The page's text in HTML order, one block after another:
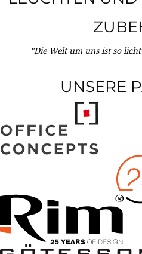
"Die Welt um uns ist so
UNSERE